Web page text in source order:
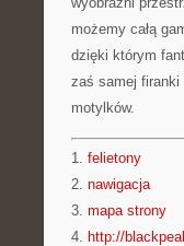
możemy całą
dzięki którym
zaś samej
motylków.
1. felietony
2. nawigacja
3. mapa strony
4. http://